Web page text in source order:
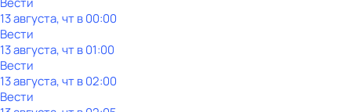
13 августа, чт в 00:00
Вести
13 августа, чт в 01:00
Вести
13 августа, чт в 02:00
Вести